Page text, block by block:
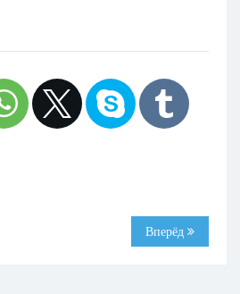
Вперёд